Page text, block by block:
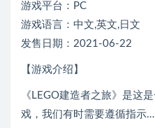
游戏平台：PC
游戏语言：中文,英文,日文
发售日期：2021-06-22
【游戏介绍】
《LEGO建造者之旅》是这
戏，我们有时需要遵循指示